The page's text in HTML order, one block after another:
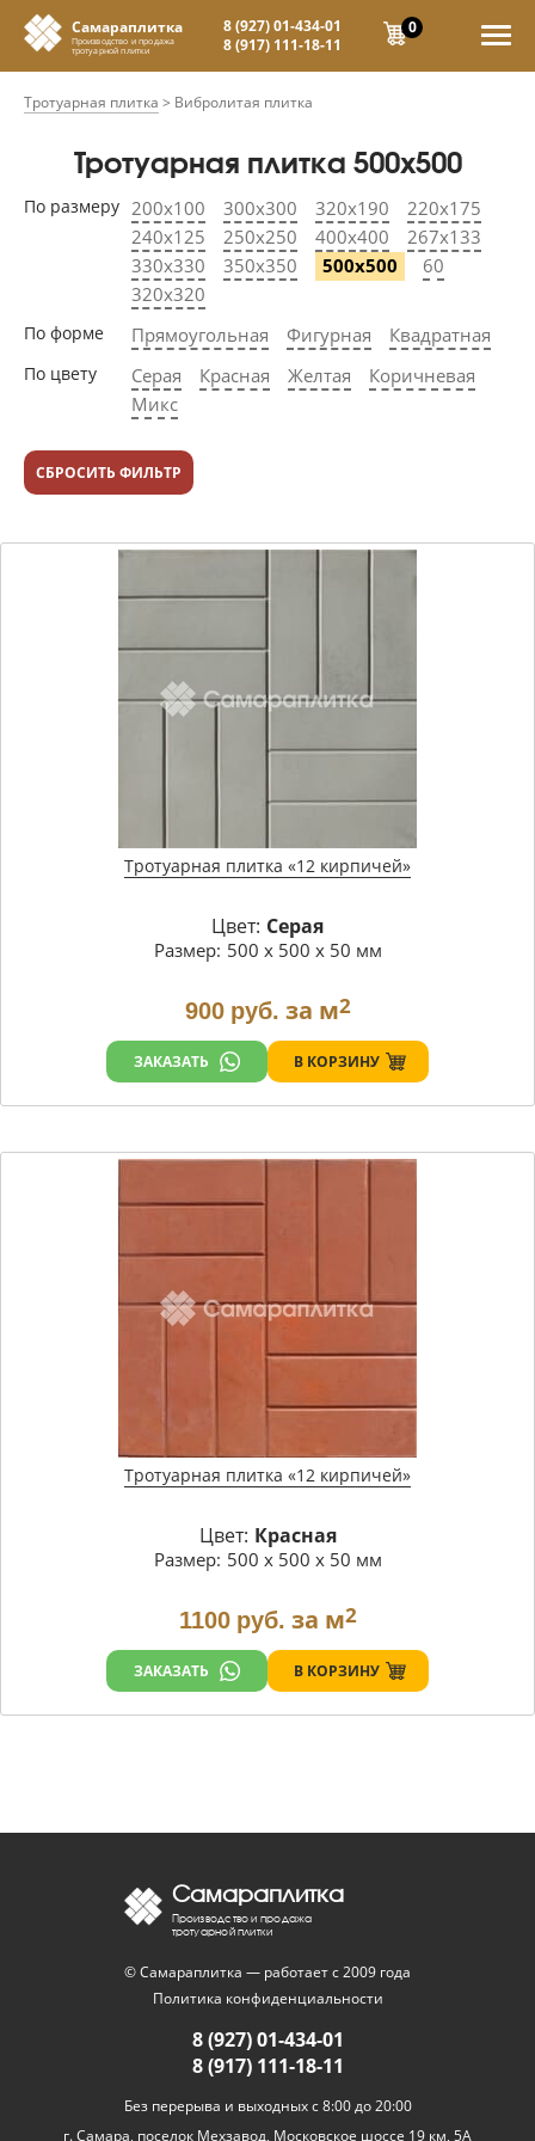
Самараплитка
Производство и продажа
тротуарной плитки
8 (927) 01-434-01
8 (917) 111-18-11
0
Тротуарная плитка > Вибролитая плитка
Тротуарная плитка 500х500
По размеру 200х100 300х300 320х190
220х175
240х125
250х250 400х400
267х133
330х330
350х350 500х500
60
320х320
По форме Прямоугольная Фигурная Квадратная
По цвету Серая Красная Желтая
Коричневая
Микс
СБРОСИТЬ ФИЛЬТР
Тротуарная плитка «12 кирпичей»
Цвет: Серая
Размер: 500 х 500 х 50 мм
900 руб. за м2
ЗАКАЗАТЬ В КОРЗИНУ
Тротуарная плитка «12 кирпичей»
Цвет: Красная
Размер: 500 х 500 х 50 мм
1100 руб. за м2
ЗАКАЗАТЬ В КОРЗИНУ
Самараплитка
Производство и продажа
тротуарной плитки
© Самараплитка — работает с 2009 года
Политика конфиденциальности
8 (927) 01-434-01
8 (917) 111-18-11
Без перерыва и выходных с 8:00 до 20:00
г. Самара, поселок Мехзавод, Московское шоссе 19 км, 5А